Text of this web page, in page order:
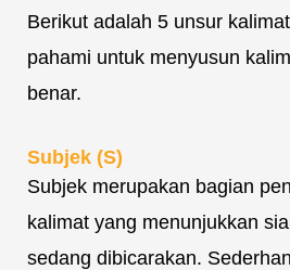
Berikut adalah 5 unsur
pahami untuk menyusun
benar.
Subjek (S)
Subjek merupakan bagian
kalimat yang menunjukkan
sedang dibicarakan.